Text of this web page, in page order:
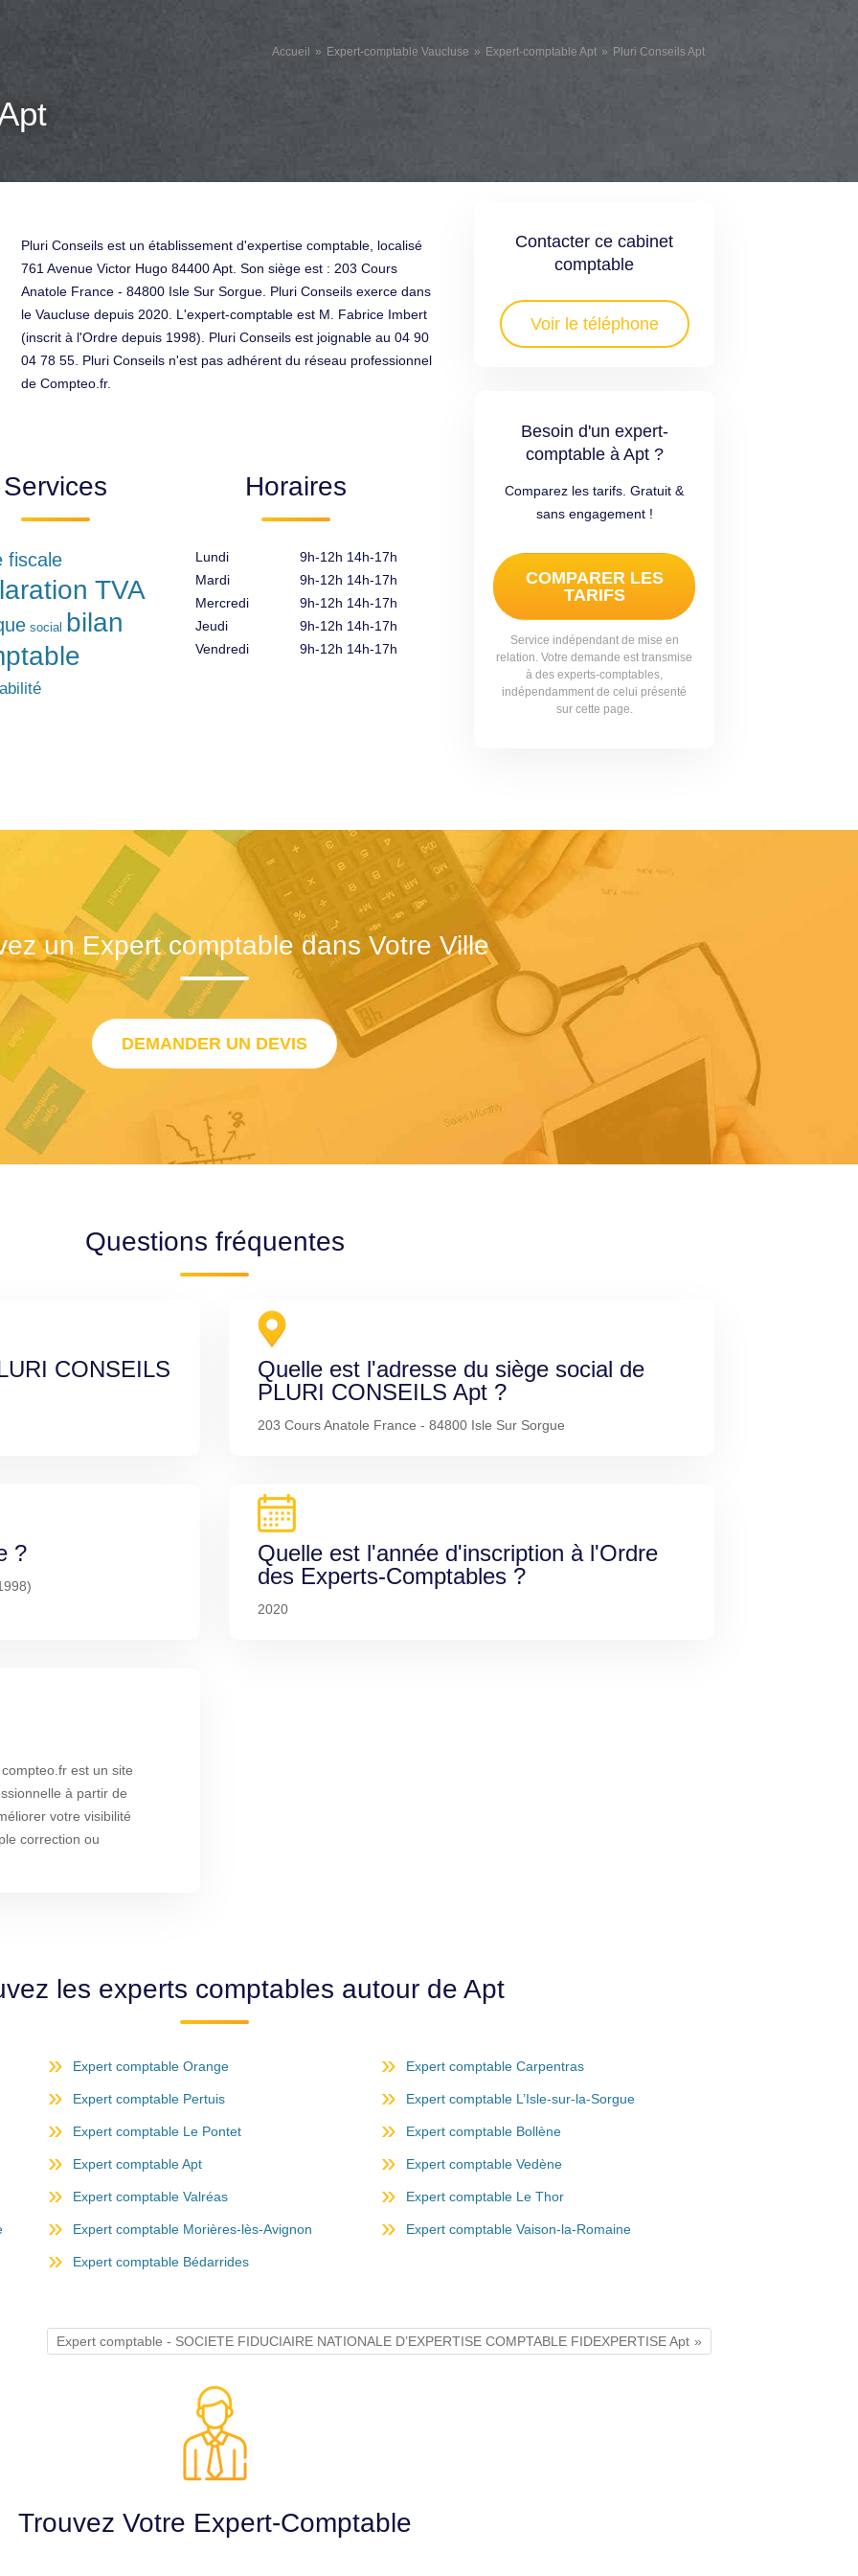
Accueil Expert-comptable Vaucluse Expert-comptable Apt Pluri Conseils Apt
Contacter ce cabinet
comptable
Voir le téléphone
Besoin d'un expert-
comptable à Apt ?
Comparez les tarifs. Gratuit &
sans engagement !
COMPARER LES
TARIFS
Service indépendant de mise en
relation. Votre demande est transmise
à des experts-comptables,
indépendamment de celui présenté
sur cette page.
Pluri Conseils est un établissement d'expertise comptable, localisé
761 Avenue Victor Hugo 84400 Apt. Son siège est : 203 Cours
Anatole France - 84800 Isle Sur Sorgue. Pluri Conseils exerce dans
le Vaucluse depuis 2020. L'expert-comptable est M. Fabrice Imbert
(inscrit à l'Ordre depuis 1998). Pluri Conseils est joignable au 04 90
04 78 55. Pluri Conseils n'est pas adhérent du réseau professionnel
de Compteo.fr.
Services
fiscale
TVA
social bilan
Horaires
Lundi
Mardi
Mercredi
Jeudi
Vendredi
9h-12h 14h-17h
9h-12h 14h-17h
9h-12h 14h-17h
9h-12h 14h-17h
9h-12h 14h-17h
un Expert comptable dans Votre Ville
DEMANDER UN DEVIS
Questions fréquentes
CONSEILS
Quelle est l'adresse du siège social de
PLURI CONSEILS Apt ?
203 Cours Anatole France - 84800 Isle Sur Sorgue
?
Quelle est l'année d'inscription à l'Ordre
des Experts-Comptables ?
2020
est un site
à partir de
votre visibilité
correction ou
les experts comptables autour de Apt
Expert comptable Orange Expert comptable Carpentras
Expert comptable Pertuis Expert comptable L’Isle-sur-la-Sorgue
Expert comptable Le Pontet Expert comptable Bollène
Expert comptable Apt Expert comptable Vedène
Expert comptable Valréas Expert comptable Le Thor
Expert comptable Morières-lès-Avignon Expert comptable Vaison-la-Romaine
Expert comptable Bédarrides
Expert comptable - SOCIETE FIDUCIAIRE NATIONALE D’EXPERTISE COMPTABLE FIDEXPERTISE Apt
Trouvez Votre Expert-Comptable